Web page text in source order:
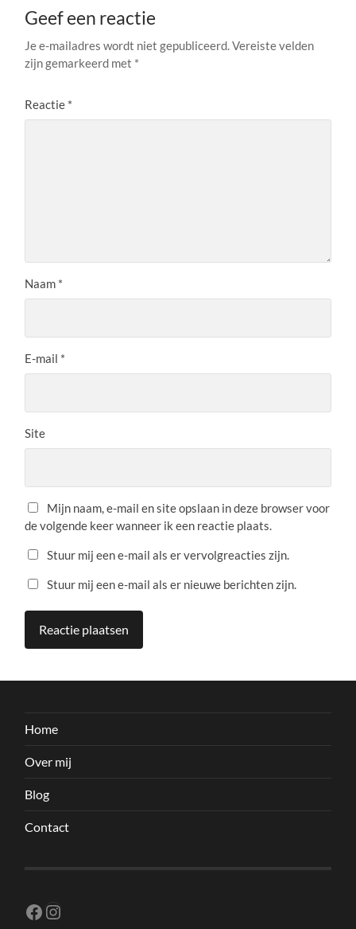
Geef een reactie
Je e-mailadres wordt niet gepubliceerd. Vereiste velden
zijn gemarkeerd met *
Reactie *
Naam *
E-mail *
Site
Mijn naam, e-mail en site opslaan in deze browser voor
de volgende keer wanneer ik een reactie plaats.
Stuur mij een e-mail als er vervolgreacties zijn.
Stuur mij een e-mail als er nieuwe berichten zijn.
Home
Over mij
Blog
Contact
Facebook
Instagram